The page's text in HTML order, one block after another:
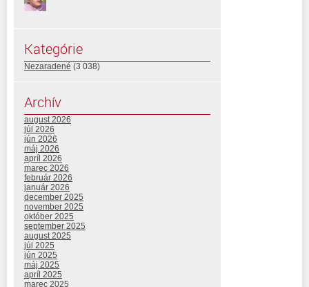
Kategórie
Nezaradené (3 038)
Archív
august 2026
júl 2026
jún 2026
máj 2026
apríl 2026
marec 2026
február 2026
január 2026
december 2025
november 2025
október 2025
september 2025
august 2025
júl 2025
jún 2025
máj 2025
apríl 2025
marec 2025